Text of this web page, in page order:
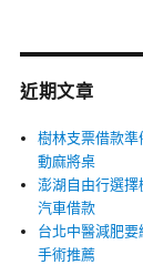
近期文章
樹林支票借款
動麻將桌
澎湖自由行選
汽車借款
台北中醫減肥
手術推薦